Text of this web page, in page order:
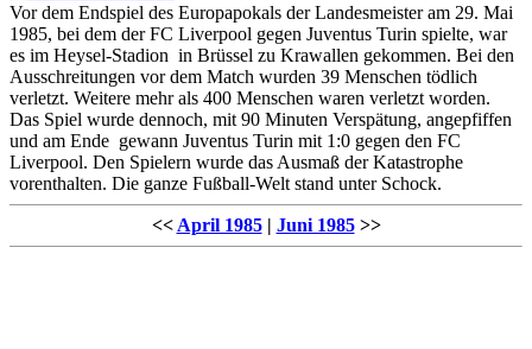
Vor dem Endspiel des Europapokals der Landesmeister am 29. Mai
1985, bei dem der FC Liverpool gegen Juventus Turin spielte, war
es im Heysel-Stadion in Brüssel zu Krawallen gekommen. Bei den
Ausschreitungen vor dem Match wurden 39 Menschen tödlich
verletzt. Weitere mehr als 400 Menschen waren verletzt worden.
Das Spiel wurde dennoch, mit 90 Minuten Verspätung, angepfiffen
und am Ende gewann Juventus Turin mit 1:0 gegen den FC
Liverpool. Den Spielern wurde das Ausmaß der Katastrophe
vorenthalten. Die ganze Fußball-Welt stand unter Schock.
<< April 1985| Juni 1985>>